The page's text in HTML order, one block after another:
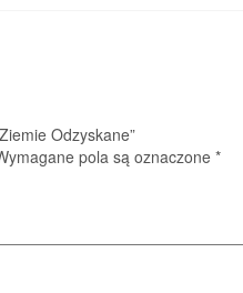
Odzyskane”
pola są oznaczone*